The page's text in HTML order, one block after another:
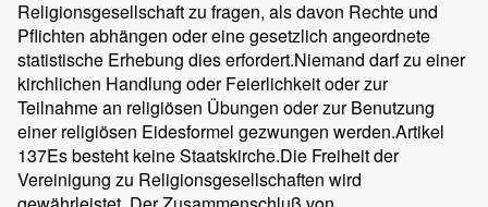
Religionsgesellschaft zu fragen, als davon Rechte und
Pflichten abhängen oder eine gesetzlich angeordnete
statistische Erhebung dies erfordert.Niemand darf zu einer
kirchlichen Handlung oder Feierlichkeit oder zur
Teilnahme an religiösen Übungen oder zur Benutzung
einer religiösen Eidesformel gezwungen werden.Artikel
137Es besteht keine Staatskirche.Die Freiheit der
Vereinigung zu Religionsgesellschaften wird